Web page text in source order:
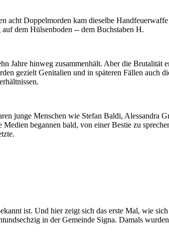
Doppelmorden kam dieselbe
dem Hülsenboden -- dem Buchstaben H.
Jahre hinweg zusammenhält. Aber die Brutalität
gezielt Genitalien und in späteren Fällen auch
junge Menschen wie Stefan Baldi, Alessandra
begannen bald, von einer Bestie zu
ist. Und hier zeigt sich das erste Mal, wie
in der Gemeinde Signa. Damals